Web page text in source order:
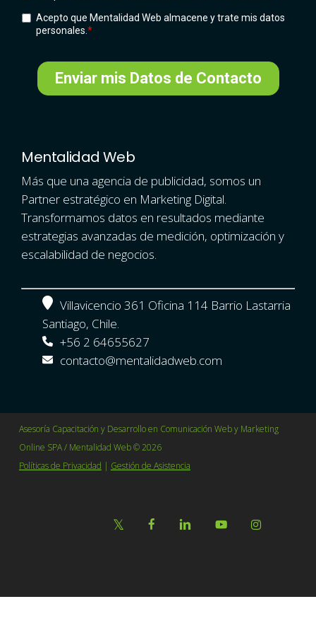
Mentalidad Web
Más que una agencia de publicidad, somos un
Partner estratégico en Marketing Digital.
Transformamos datos en resultados mediante
estrategias avanzadas de medición, optimización y
escalabilidad de negocios.
Villavicencio 361 Oficina 114 Barrio Lastarria
Santiago, Chile.
+56 2 64655627
contacto@mentalidadweb.com
Asesoría Capacitación y Desarrollo en Comunicación Web y Marketing
Online SPA / Mentalidad Web © 2026
Políticas de Privacidad | Gestión de Asistencia